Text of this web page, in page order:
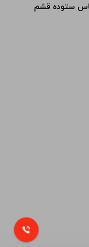
ستوده قشم